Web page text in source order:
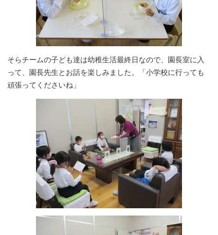
そらチームの子ども達は幼稚生活最終日なので、園長室に入
って、園長先生とお話を楽しみました。「小学校に行っても
頑張ってくださいね」